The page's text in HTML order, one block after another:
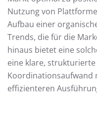
Nutzung von
Aufbau einer
Trends, die für die
hinaus bietet eine
eine klare,
effizienteren